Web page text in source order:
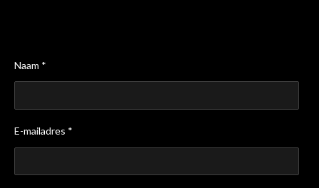
Naam *
E-mailadres *